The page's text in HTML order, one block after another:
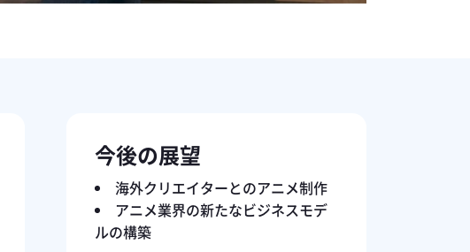
今後の展望
海外クリエイターとのアニメ制作
アニメ業界の新たなビジネスモデ
ルの構築